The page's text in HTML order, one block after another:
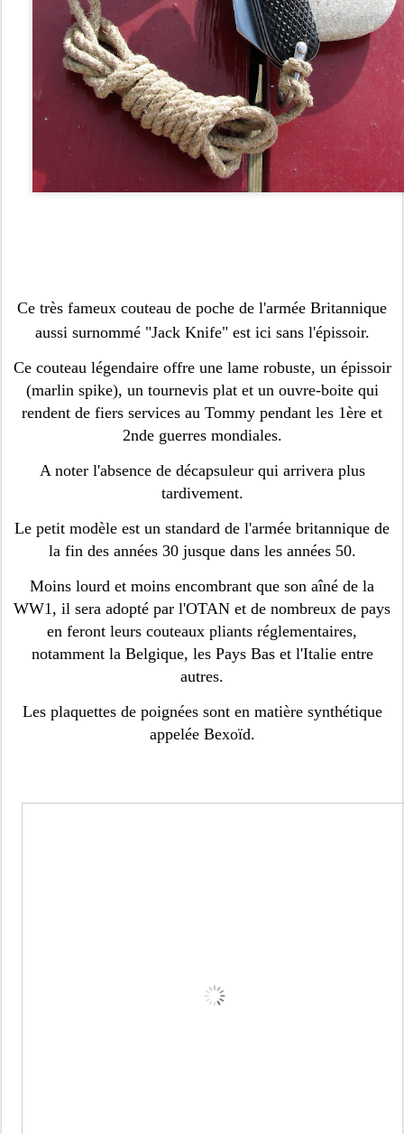
Ce très fameux couteau de poche de l'armée Britannique
aussi surnommé "Jack Knife" est ici sans l'épissoir.
Ce couteau légendaire offre une lame robuste, un épissoir
(marlin spike), un tournevis plat et un ouvre-boite qui
rendent de fiers services au Tommy pendant les 1ère et
2nde guerres mondiales.
A noter l'absence de décapsuleur qui arrivera plus
tardivement.
Le petit modèle est un standard de l'armée britannique de
la fin des années 30 jusque dans les années 50.
Moins lourd et moins encombrant que son aîné de la
WW1, il sera adopté par l'OTAN et de nombreux de pays
en feront leurs couteaux pliants réglementaires,
notamment la Belgique, les Pays Bas et l'Italie entre
autres.
Les plaquettes de poignées sont en matière synthétique
appelée Bexoïd.